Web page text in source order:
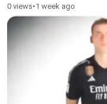
0 views•1 week ago